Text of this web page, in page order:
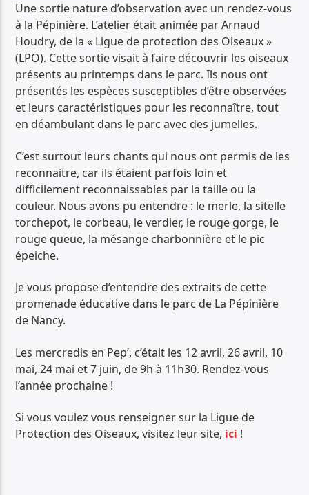
Une sortie nature d’observation avec un rendez-vous
à la Pépinière. L’atelier était animée par Arnaud
Houdry, de la « Ligue de protection des Oiseaux »
(LPO). Cette sortie visait à faire découvrir les oiseaux
présents au printemps dans le parc. Ils nous ont
présentés les espèces susceptibles d’être observées
et leurs caractéristiques pour les reconnaître, tout
en déambulant dans le parc avec des jumelles.
C’est surtout leurs chants qui nous ont permis de les
reconnaitre, car ils étaient parfois loin et
difficilement reconnaissables par la taille ou la
couleur. Nous avons pu entendre : le merle, la sitelle
torchepot, le corbeau, le verdier, le rouge gorge, le
rouge queue, la mésange charbonnière et le pic
épeiche.
Je vous propose d’entendre des extraits de cette
promenade éducative dans le parc de La Pépinière
de Nancy.
Les mercredis en Pep’, c’était les 12 avril, 26 avril, 10
mai, 24 mai et 7 juin, de 9h à 11h30. Rendez-vous
l’année prochaine !
Si vous voulez vous renseigner sur la Ligue de
Protection des Oiseaux, visitez leur site, ici !